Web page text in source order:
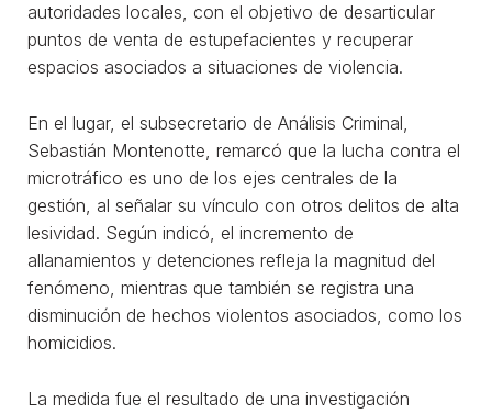
autoridades locales, con el objetivo de desarticular
puntos de venta de estupefacientes y recuperar
espacios asociados a situaciones de violencia.
En el lugar, el subsecretario de Análisis Criminal,
Sebastián Montenotte, remarcó que la lucha contra el
microtráfico es uno de los ejes centrales de la
gestión, al señalar su vínculo con otros delitos de alta
lesividad. Según indicó, el incremento de
allanamientos y detenciones refleja la magnitud del
fenómeno, mientras que también se registra una
disminución de hechos violentos asociados, como los
homicidios.
La medida fue el resultado de una investigación